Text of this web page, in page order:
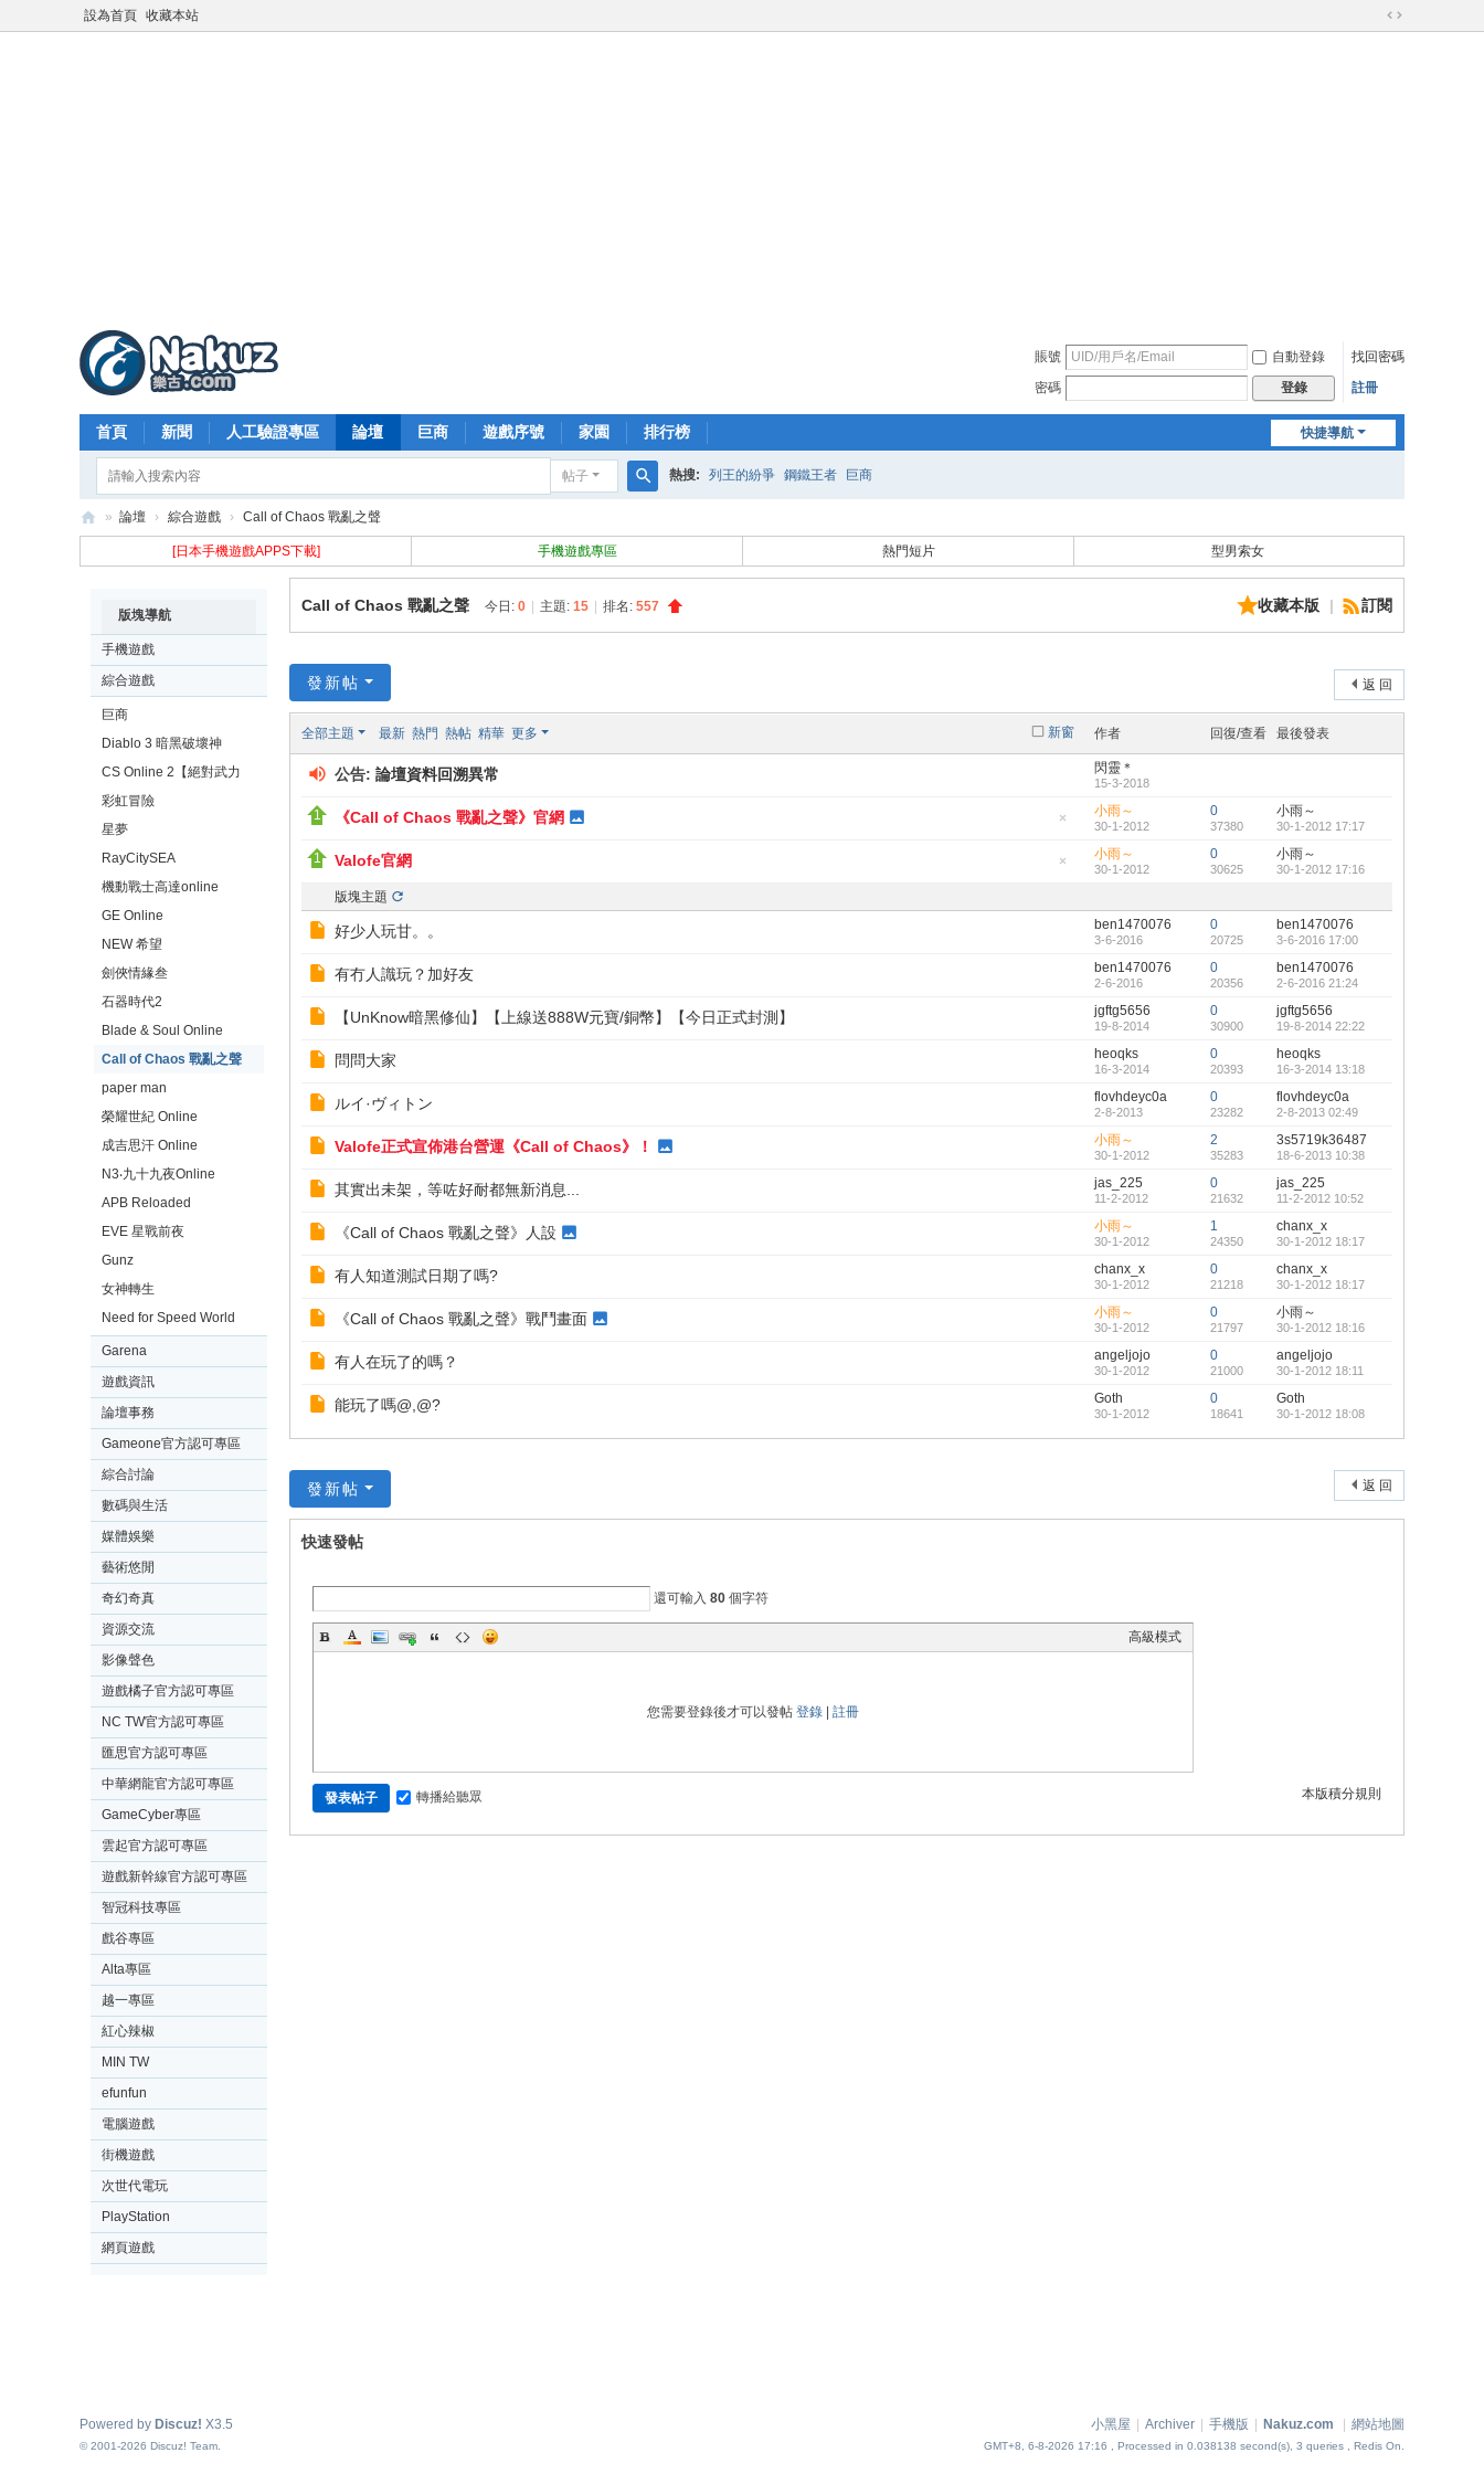
設為首頁 收藏本站
切
賬號 自動登錄
找回密碼
密碼
登錄 註冊
快捷導航
首頁 新聞 人工驗證專區 論壇 巨商 遊戲序號 家園 排行榜
帖子
索
熱搜: 列王的紛爭 鋼鐵王者 巨商
» 論壇 › 綜合遊戲 › Call of Chaos 戰亂之聲
[日本手機遊戲APPS下載] 手機遊戲專區 熱門短片 型男索女
版塊導航
手機遊戲
綜合遊戲
巨商
Diablo 3 暗黑破壞神
CS Online 2【絕對武力
2】
彩虹冒險
星夢
RayCitySEA
機動戰士高達online
GE Online
NEW 希望
劍俠情緣叁
石器時代2
Blade & Soul Online
Call of Chaos 戰亂之聲
paper man
榮耀世紀 Online
成吉思汗 Online
N3‧九十九夜Online
APB Reloaded
EVE 星戰前夜
Gunz
女神轉生
Need for Speed World
Garena
遊戲資訊
論壇事務
Gameone官方認可專區
綜合討論
數碼與生活
媒體娛樂
藝術悠閒
奇幻奇真
資源交流
影像聲色
遊戲橘子官方認可專區
NC TW官方認可專區
匯思官方認可專區
中華網龍官方認可專區
GameCyber專區
雲起官方認可專區
遊戲新幹線官方認可專區
智冠科技專區
戲谷專區
Alta專區
越一專區
紅心辣椒
MIN TW
efunfun
電腦遊戲
街機遊戲
次世代電玩
PlayStation
網頁遊戲
收藏本版 | 訂閱
Call of Chaos 戰亂之聲 今日: 0 主題: 15 排名: 557
返 回
發新帖
新窗
全部主題 最新 熱門 熱帖 精華 更多 作者 回復/查看 最後發表
公告: 論壇資料回溯異常 閃靈＊
15-3-2018
置
《Call of Chaos 戰亂之聲》官網 小雨～
30-1-2012
0
37380
小雨～
30-1-2012 17:17
頂
Valofe官網 小雨～
30-1-2012
0
30625
小雨～
30-1-2012 17:16
版塊主題
好少人玩甘。。 ben1470076
3-6-2016
0
20725
ben1470076
3-6-2016 17:00
有冇人識玩？加好友 ben1470076
2-6-2016
0
20356
ben1470076
2-6-2016 21:24
【UnKnow暗黑修仙】【上線送888W元寶/銅幣】【今日正式封測】 jgftg5656
19-8-2014
0
30900
jgftg5656
19-8-2014 22:22
問問大家 heoqks
16-3-2014
0
20393
heoqks
16-3-2014 13:18
ルイ·ヴィトン flovhdeyc0a
2-8-2013
0
23282
flovhdeyc0a
2-8-2013 02:49
Valofe正式宣佈港台營運《Call of Chaos》！ 小雨～
30-1-2012
2
35283
3s5719k36487
18-6-2013 10:38
其實出未架，等咗好耐都無新消息... jas_225
11-2-2012
0
21632
jas_225
11-2-2012 10:52
《Call of Chaos 戰亂之聲》人設 小雨～
30-1-2012
1
24350
chanx_x
30-1-2012 18:17
有人知道測試日期了嗎? chanx_x
30-1-2012
0
21218
chanx_x
30-1-2012 18:17
《Call of Chaos 戰亂之聲》戰鬥畫面 小雨～
30-1-2012
0
21797
小雨～
30-1-2012 18:16
有人在玩了的嗎？ angeljojo
30-1-2012
0
21000
angeljojo
30-1-2012 18:11
能玩了嗎@,@? Goth
30-1-2012
0
18641
Goth
30-1-2012 18:08
返 回
發新帖
快速發帖
還可輸入 80 個字符
高級模式
您需要登錄後才可以發帖 登錄 註冊
本版積分規則
發表帖子 轉播給聽眾
小黑屋 Archiver 手機版 Nakuz.com 網站地圖
GMT+8, 6-8-2026 17:16 , Processed in 0.038138 second(s), 3 queries , Redis On.
Powered by Discuz! X3.5
© 2001-2026 Discuz! Team